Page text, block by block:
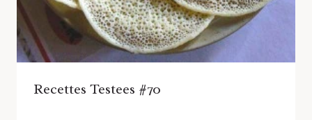
Recettes Testees #70